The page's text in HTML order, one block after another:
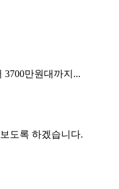
3700만원대까지...
도록 하겠습니다.